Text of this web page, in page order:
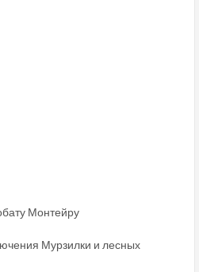
Монтейру
Мурзилки и лесных